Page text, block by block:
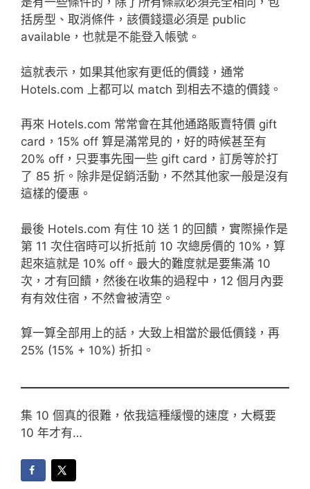
括房型、取消條件，該價錢還必須是 public
available，也就是不能登入帳號。
這就表示，如果其他家有更低的價錢，通常
Hotels.com 上都可以 match 到相去不遠的價錢。
再來 Hotels.com 常常會在其他通路販賣特價 gift
card，15% off 算是滿常見的，好的時候甚至有
20% off，只要事先囤一些 gift card，訂房等於打
了 85 折。除非是促銷活動，不然其他家一般是沒有
這樣的優惠。
最後 Hotels.com 有住 10 送 1 的回饋，實際操作是
第 11 次住宿時可以折抵前 10 次總房價的 10%，算
起來這就是 10% off。最大的難度就是要集滿 10
次，才有回饋，然後在收集的過程中，12 個月內要
有有效住宿，不然會被清空。
算一算全部用上的話，大致上相當於最低價錢，再
25% (15% + 10%) 折扣。
集 10 個真的很難，依我這種緩慢的速度，大概要
10 年才有…